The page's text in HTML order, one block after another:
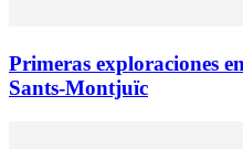
Primeras exploraciones
Sants-Montjuïc